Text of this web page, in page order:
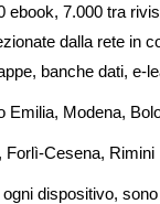
ebook, 7.000 tra
dalla rete in
banche dati, e-
Emilia, Modena,
Forlì-Cesena, Rimini
dispositivo,